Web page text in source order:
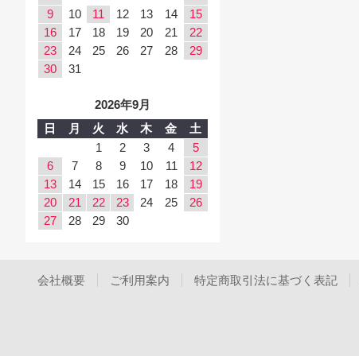
9
10 11 12 13 14
15
16
17 18 19 20 21
22
23
24 25 26 27 28
29
30
31
2026年9月
日
月 火 水 木 金
土
1
2 3 4
5
6
7 8 9 10 11
12
13
14 15 16 17 18
19
20
21 22 23 24 25
26
27
28 29 30
会社概要 ご利用案内 特定商取引法に基づく表記